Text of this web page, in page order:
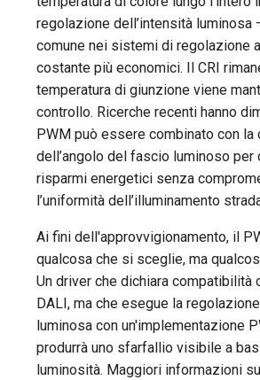
regolazione dell’intensità luminosa
comune nei sistemi di regolazione
costante più economici. Il CRI
temperatura di giunzione viene
controllo. Ricerche recenti hanno
PWM può essere combinato con la
dell’angolo del fascio luminoso
risparmi energetici senza
l’uniformità dell’illuminamento
Ai fini dell'approvvigionamento, il
qualcosa che si sceglie, ma
Un driver che dichiara compatibilità
DALI, ma che esegue la
luminosa con un'implementazione
produrrà uno sfarfallio visibile a
luminosità. Maggiori informazioni